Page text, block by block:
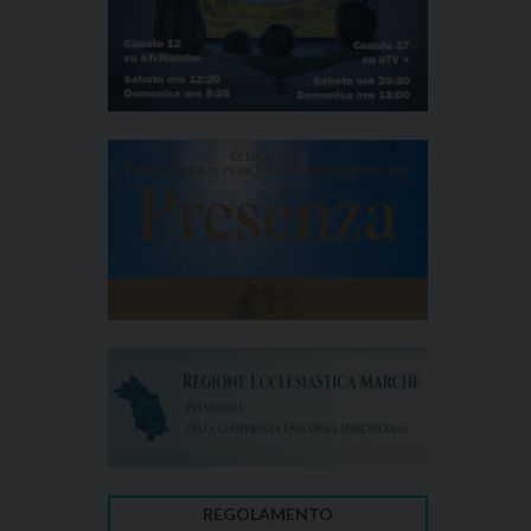
REGOLAMENTO